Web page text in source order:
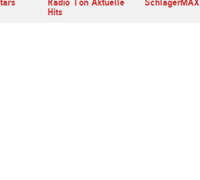
Radio Ton Aktuelle
Hits
SchlagerMAX